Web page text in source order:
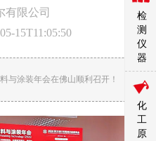
有限公司
15T11:05:50
与涂装年会在佛山顺利召开！
检
测
仪
器
化
工
原